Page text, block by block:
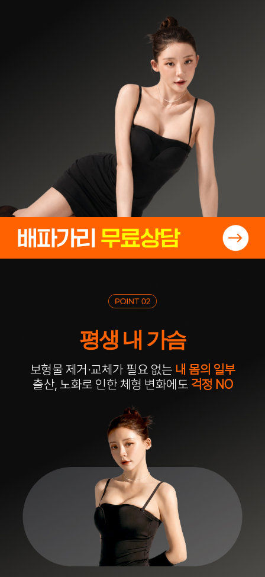
평생 내 가슴
보형물 제거·교체가 필요 없는 내 몸의 일부
출산, 노화로 인한 체형 변화에도 걱정 NO